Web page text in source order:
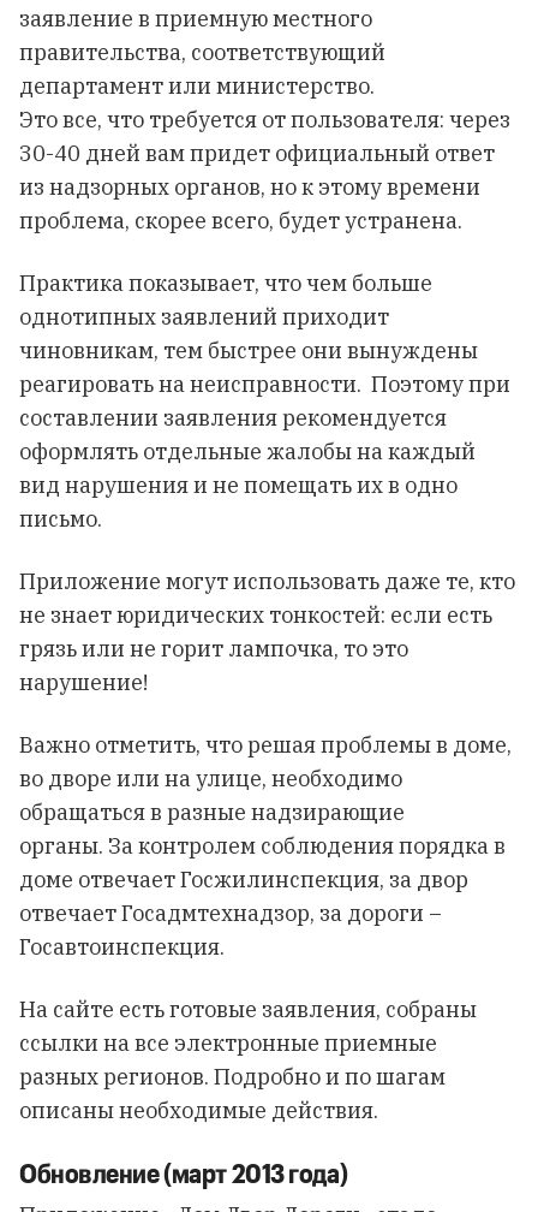
заявление в приемную местного
правительства, соответствующий
департамент или министерство.
Это все, что требуется от пользователя: через
30-40 дней вам придет официальный ответ
из надзорных органов, но к этому времени
проблема, скорее всего, будет устранена.
Практика показывает, что чем больше
однотипных заявлений приходит
чиновникам, тем быстрее они вынуждены
реагировать на неисправности. Поэтому при
составлении заявления рекомендуется
оформлять отдельные жалобы на каждый
вид нарушения и не помещать их в одно
письмо.
Приложение могут использовать даже те, кто
не знает юридических тонкостей: если есть
грязь или не горит лампочка, то это
нарушение!
Важно отметить, что решая проблемы в доме,
во дворе или на улице, необходимо
обращаться в разные надзирающие
органы. За контролем соблюдения порядка в
доме отвечает Госжилинспекция, за двор
отвечает Госадмтехнадзор, за дороги –
Госавтоинспекция.
На сайте есть готовые заявления, собраны
ссылки на все электронные приемные
разных регионов. Подробно и по шагам
описаны необходимые действия.
Обновление (март 2013 года)